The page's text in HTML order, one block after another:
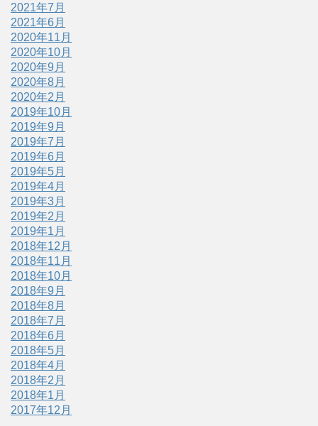
2021年7月
2021年6月
2020年11月
2020年10月
2020年9月
2020年8月
2020年2月
2019年10月
2019年9月
2019年7月
2019年6月
2019年5月
2019年4月
2019年3月
2019年2月
2019年1月
2018年12月
2018年11月
2018年10月
2018年9月
2018年8月
2018年7月
2018年6月
2018年5月
2018年4月
2018年2月
2018年1月
2017年12月